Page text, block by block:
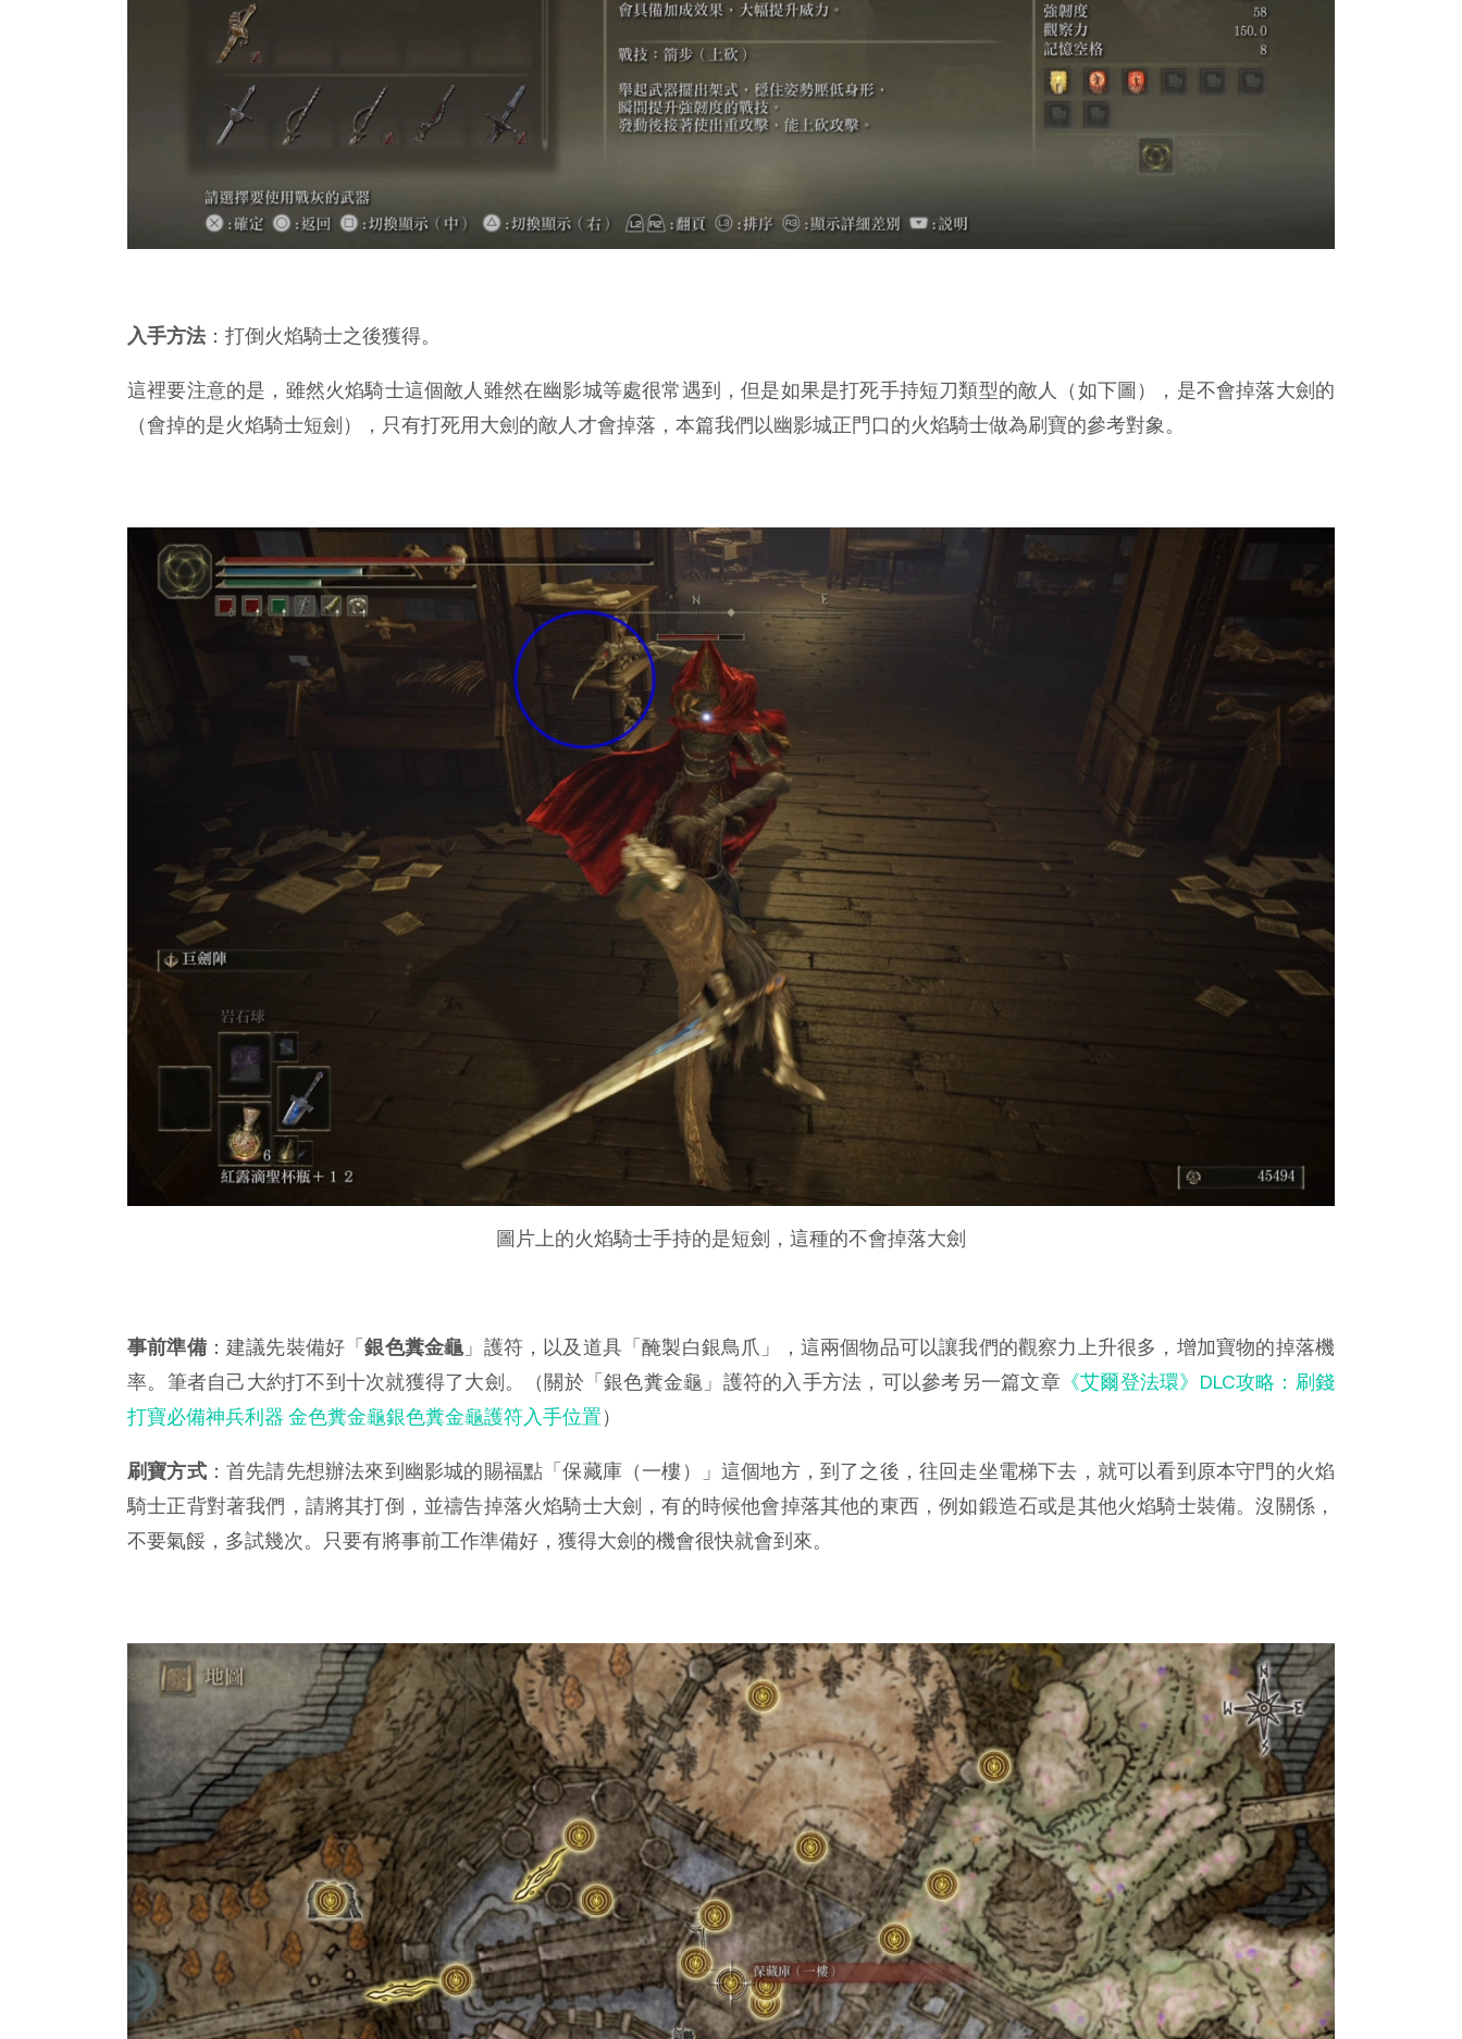
入手方法：打倒火焰騎士之後獲得。
這裡要注意的是，雖然火焰騎士這個敵人雖然在幽影城等處很常遇到，但是如果是打死手持短刀類型的敵人（如下圖），是不會掉落大劍的
（會掉的是火焰騎士短劍），只有打死用大劍的敵人才會掉落，本篇我們以幽影城正門口的火焰騎士做為刷寶的參考對象。
圖片上的火焰騎士手持的是短劍，這種的不會掉落大劍
事前準備：建議先裝備好「銀色糞金龜」護符，以及道具「醃製白銀鳥爪」，這兩個物品可以讓我們的觀察力上升很多，增加寶物的掉落機
率。筆者自己大約打不到十次就獲得了大劍。（關於「銀色糞金龜」護符的入手方法，可以參考另一篇文章《艾爾登法環》DLC攻略：刷錢
打寶必備神兵利器 金色糞金龜銀色糞金龜護符入手位置）
刷寶方式：首先請先想辦法來到幽影城的賜福點「保藏庫（一樓）」這個地方，到了之後，往回走坐電梯下去，就可以看到原本守門的火焰
騎士正背對著我們，請將其打倒，並禱告掉落火焰騎士大劍，有的時候他會掉落其他的東西，例如鍛造石或是其他火焰騎士裝備。沒關係，
不要氣餒，多試幾次。只要有將事前工作準備好，獲得大劍的機會很快就會到來。